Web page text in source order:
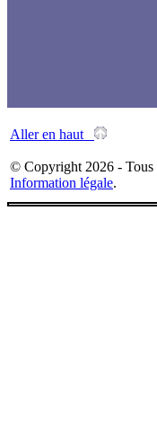
Aller en haut
© Copyright 2026 - Tous
Information légale.